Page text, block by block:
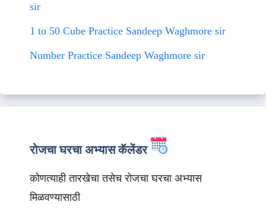
sir
1 to 50 Cube Practice Sandeep Waghmore sir
Number Practice Sandeep Waghmore sir
रोजचा घरचा अभ्यास कॅलेंडर
कोणत्याही तारखेचा तसेच रोजचा घरचा अभ्यास
मिळवण्यासाठी